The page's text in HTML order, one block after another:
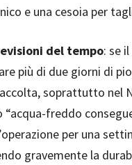
e una cesoia per
del tempo: se
più di due giorni di
soprattutto nel
“acqua-freddo
per una
gravemente la